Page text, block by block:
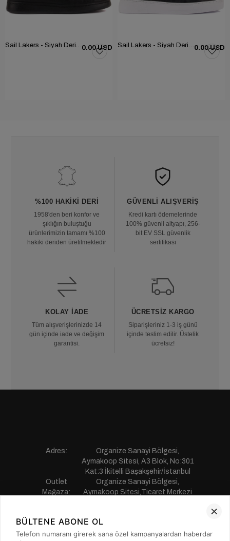
Sail Lakers - Siyah Deri Bağcıklı Kadın Günlük Ayakkabı 104-5036-HE754Z0.00 USD Sail Lakers - Siyah Deri Bağcıklı Kadın Günlük Ayakkabı 104-5040HE1065Z0.00 USD
%100 HAKIKI DERI
1958'den beri konfor ve
şıklığın buluştuğu
ürünlerimizin tamamı %100
hakiki deriden üretilmektedir
GÜVENLI ALIŞVERIŞ
Kredi kartı ödemelerinde
100% güvenli altyapı, 256-
bit EV SSL güvenlik
sertifikası
KOLAY İADE
Tüm alışverişlerinizde 14
gün içinde iade ve değişim
garantisi.
ÜCRETSIZ KARGO
Siparişleriniz 1-3 iş günü
içinde teslim edilir. Üstelik
ücretsiz!
Adres:
Organize Sanayi Bölgesi,
Aymakoop Sitesi, A3 Blok, No:301
Kat:3 İkitelli Başakşehir/İstanbul
Outlet
Mağaza:
Organize Sanayi Bölgesi,
Aymakoop Sitesi,Ticaret Merkezi
Telefon:
0850 441 55 77
E-mail:
musterihizmetleri@saillakers.com.tr
BÜLTENE ABONE OL
Telefon numaranı girerek sana özel kampanyalardan haberdar